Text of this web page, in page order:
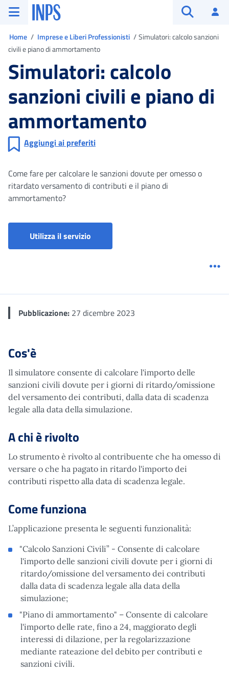
Vai al menu principale
Vai al contenuto principale
Vai al pie' di pagina
INPS ()
Home Imprese e Liberi Professionisti
Simulatori: calcolo sanzioni
civili e piano di ammortamento
Simulatori: calcolo
sanzioni civili e piano di
ammortamento
Aggiungi ai preferiti
Come fare per calcolare le sanzioni dovute per omesso o
ritardato versamento di contributi e il piano di
ammortamento?
Utilizza il servizio
Pubblicazione: 27 dicembre 2023
Cos'è
Il simulatore consente di calcolare l'importo delle
sanzioni civili dovute per i giorni di ritardo/omissione
del versamento dei contributi, dalla data di scadenza
legale alla data della simulazione.
A chi è rivolto
Lo strumento è rivolto al contribuente che ha omesso di
versare o che ha pagato in ritardo l'importo dei
contributi rispetto alla data di scadenza legale.
Come funziona
L’applicazione presenta le seguenti funzionalità:
"Calcolo Sanzioni Civili” - Consente di calcolare
l'importo delle sanzioni civili dovute per i giorni di
ritardo/omissione del versamento dei contributi
dalla data di scadenza legale alla data della
simulazione;
"Piano di ammortamento" – Consente di calcolare
l'importo delle rate, fino a 24, maggiorato degli
interessi di dilazione, per la regolarizzazione
mediante rateazione del debito per contributi e
sanzioni civili.